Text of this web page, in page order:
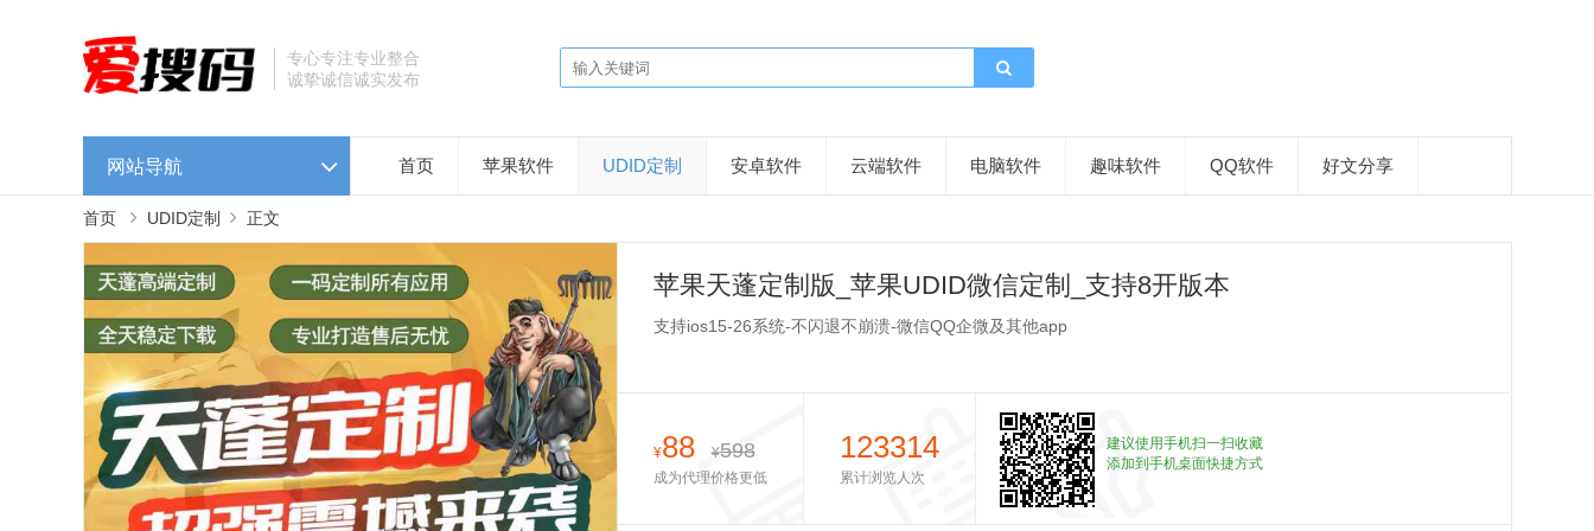
专心专注专业整合
诚挚诚信诚实发布
网站导航 首页 苹果软件 UDID定制 安卓软件 云端软件 电脑软件 趣味软件 QQ软件 好文分享
首页 UDID定制 正文
苹果天蓬定制版_苹果UDID微信定制_支持8开版本
支持ios15-26系统-不闪退不崩溃-微信QQ企微及其他app
¥88 ¥598
成为代理价格更低
123314
累计浏览人次
建议使用手机扫一扫收藏
添加到手机桌面快捷方式